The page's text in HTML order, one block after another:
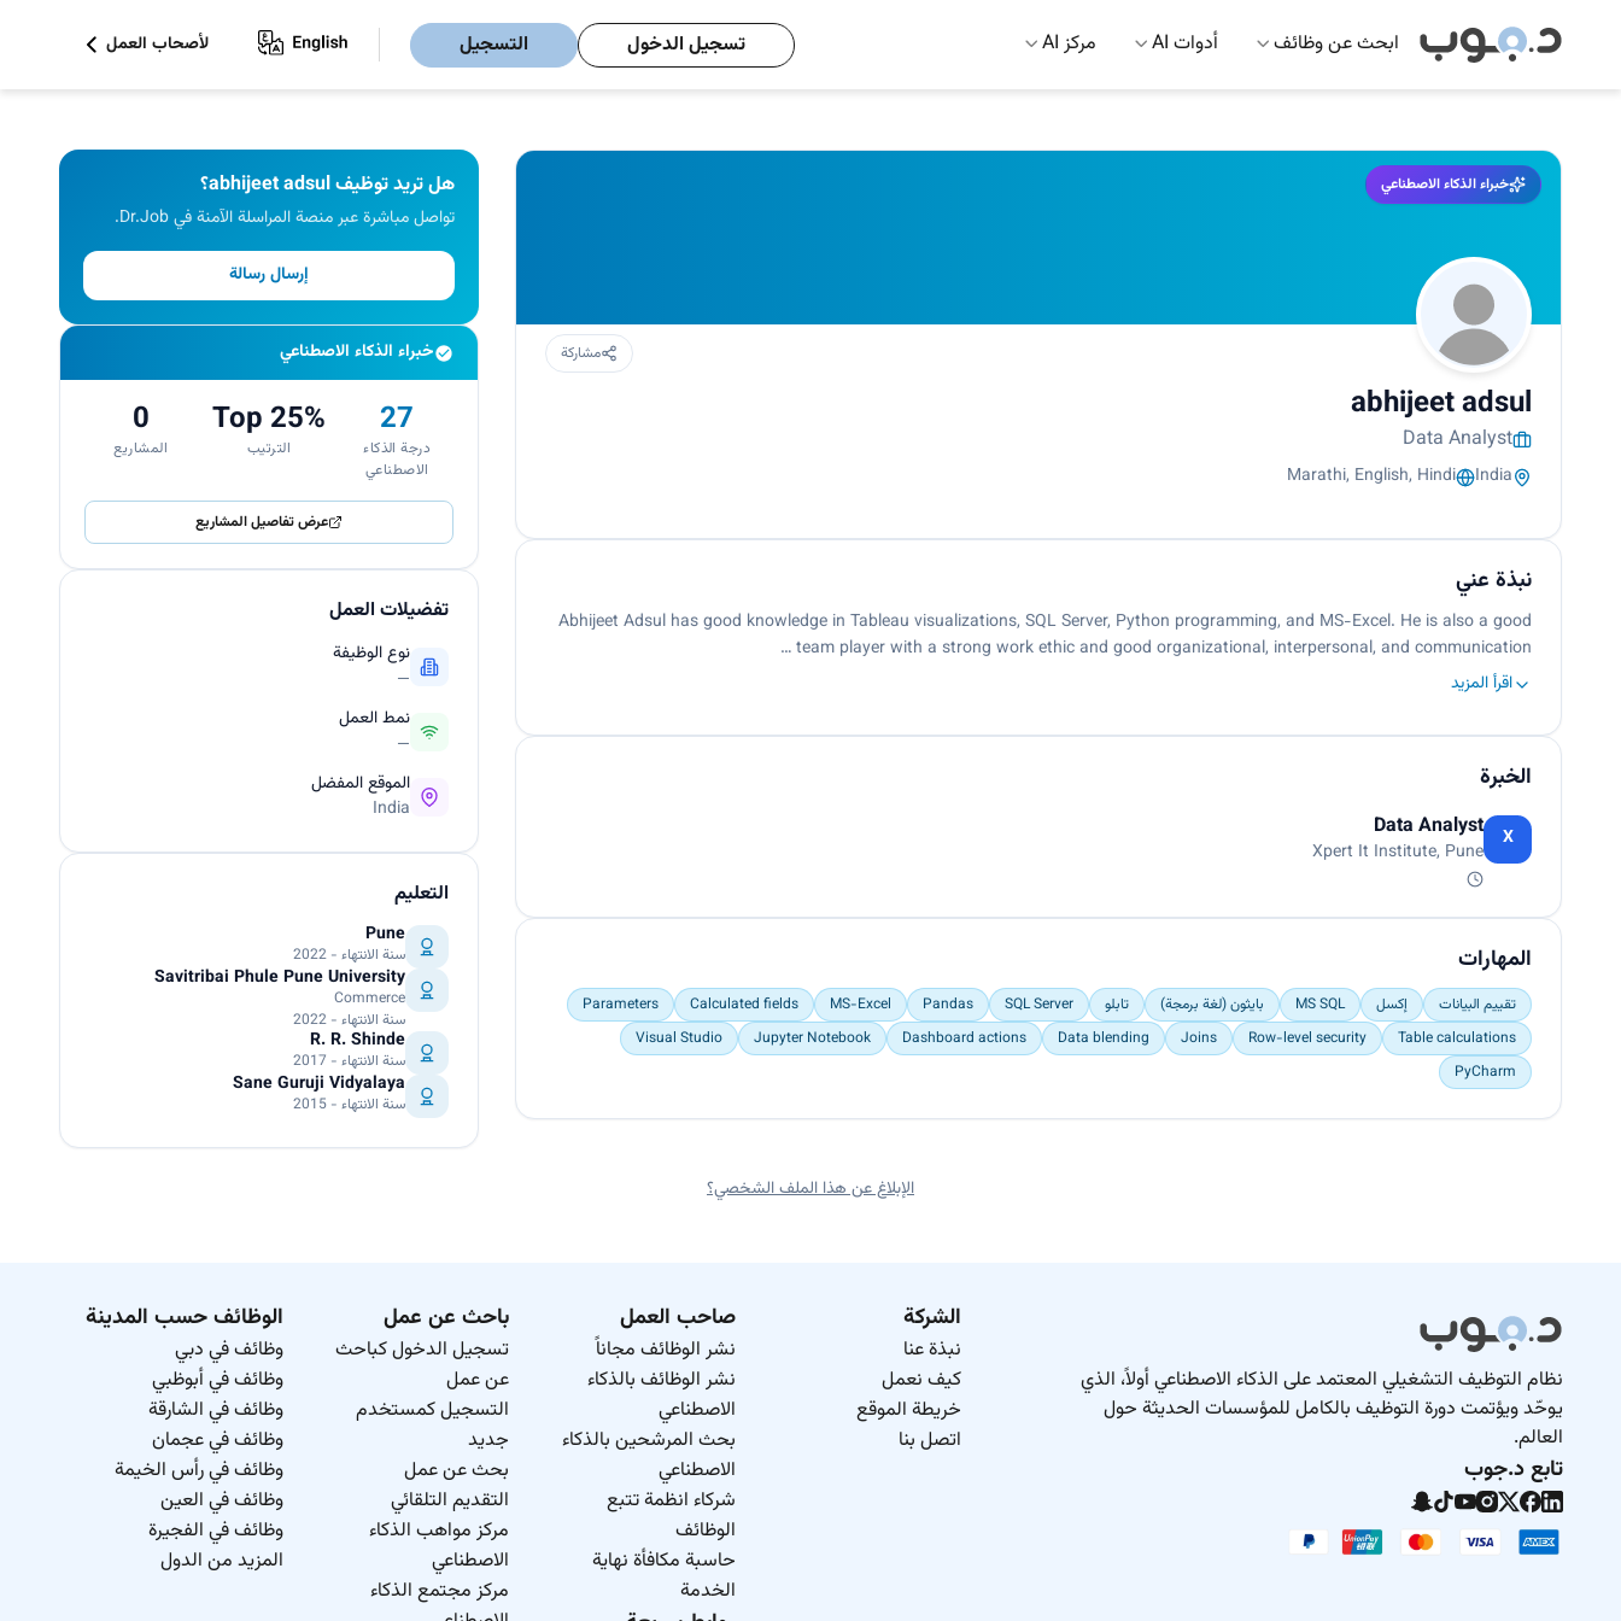
ابحث عن وظائف أدوات AI مركز AI تسجيل الدخول التسجيل لأصحاب العمل
خبراء الذكاء الاصطناعي
مشاركة
abhijeet adsul
Data Analyst
India
Marathi, English, Hindi
نبذة عني
Abhijeet Adsul has good knowledge in Tableau visualizations, SQL Server, Python programming, and MS-Excel. He is also a good
team player with a strong work ethic and good organizational, interpersonal, and communication …
اقرأ المزيد
الخبرة
X
Data Analyst
Xpert It Institute, Pune
المهارات
تقييم البيانات إكسل MS SQL بايثون (لغة برمجة) تابلو SQL Server
Pandas
MS-Excel
Calculated fields
Parameters
Table calculations
Row-level security
Joins
Data blending
Dashboard actions
Jupyter Notebook
Visual Studio
PyCharm
هل تريد توظيف abhijeet adsul؟
تواصل مباشرة عبر منصة المراسلة الآمنة في Dr.Job.
إرسال رسالة
خبراء الذكاء الاصطناعي
27
درجة الذكاء
الاصطناعي
Top 25%
الترتيب
0
المشاريع
عرض تفاصيل المشاريع
تفضيلات العمل
نوع الوظيفة
—
نمط العمل
—
الموقع المفضل
India
التعليم
Pune
سنة الانتهاء - 2022
Savitribai Phule Pune University
Commerce
سنة الانتهاء - 2022
R. R. Shinde
سنة الانتهاء - 2017
Sane Guruji Vidyalaya
سنة الانتهاء - 2015
الإبلاغ عن هذا الملف الشخصي؟
نظام التوظيف التشغيلي المعتمد على الذكاء الاصطناعي أولاً، الذي
يوحّد ويؤتمت دورة التوظيف بالكامل للمؤسسات الحديثة حول
العالم.
تابع د.جوب
الشركة
نبذة عنا
كيف نعمل
خريطة الموقع
اتصل بنا
صاحب العمل
نشر الوظائف مجاناً
نشر الوظائف بالذكاء
الاصطناعي
بحث المرشحين بالذكاء
الاصطناعي
شركاء انظمة تتبع
الوظائف
حاسبة مكافأة نهاية
الخدمة
باحث عن عمل
تسجيل الدخول كباحث
عن عمل
التسجيل كمستخدم
جديد
بحث عن عمل
التقديم التلقائي
مركز مواهب الذكاء
الاصطناعي
مركز مجتمع الذكاء
الوظائف حسب المدينة
وظائف في دبي
وظائف في أبوظبي
وظائف في الشارقة
وظائف في عجمان
وظائف في رأس الخيمة
وظائف في العين
وظائف في الفجيرة
المزيد من الدول